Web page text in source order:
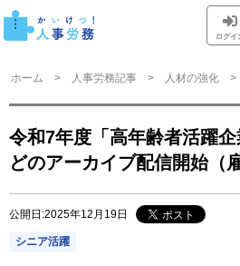
ログイ
ホーム 人事労務記事 人材の強化
令和7年度「高年齢者活躍
どのアーカイブ配信開始（
公開日:2025年12月19日
シニア活躍